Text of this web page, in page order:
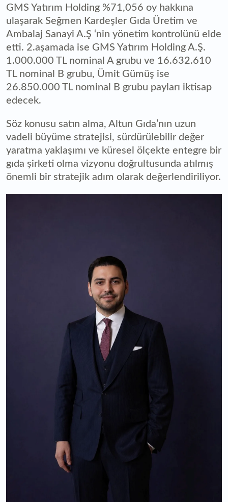
GMS Yatırım Holding %71,056 oy hakkına
ulaşarak Seğmen Kardeşler Gıda Üretim ve
Ambalaj Sanayi A.Ş ‘nin yönetim kontrolünü elde
etti. 2.aşamada ise GMS Yatırım Holding A.Ş.
1.000.000 TL nominal A grubu ve 16.632.610
TL nominal B grubu, Ümit Gümüş ise
26.850.000 TL nominal B grubu payları iktisap
edecek.
Söz konusu satın alma, Altun Gıda’nın uzun
vadeli büyüme stratejisi, sürdürülebilir değer
yaratma yaklaşımı ve küresel ölçekte entegre bir
gıda şirketi olma vizyonu doğrultusunda atılmış
önemli bir stratejik adım olarak değerlendiriliyor.